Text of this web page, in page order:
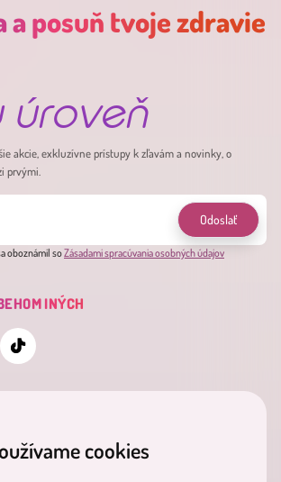
cookies
a posuň tvoje zdravie
úroveň
akcie, exkluzívne prístupy k zľavám a novinky, o
prvými.
Odoslať
oboznámil soZásadami spracúvania osobných údajov
INÝCH
Všeobecné obchodné